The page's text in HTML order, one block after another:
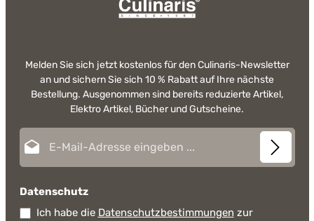
Melden Sie sich jetzt kostenlos für den Culinaris-Newsletter
an und sichern Sie sich 10 % Rabatt auf Ihre nächste
Bestellung. Ausgenommen sind bereits reduzierte Artikel,
Elektro Artikel, Bücher und Gutscheine.
Datenschutz
Ich habe die Datenschutzbestimmungen zur